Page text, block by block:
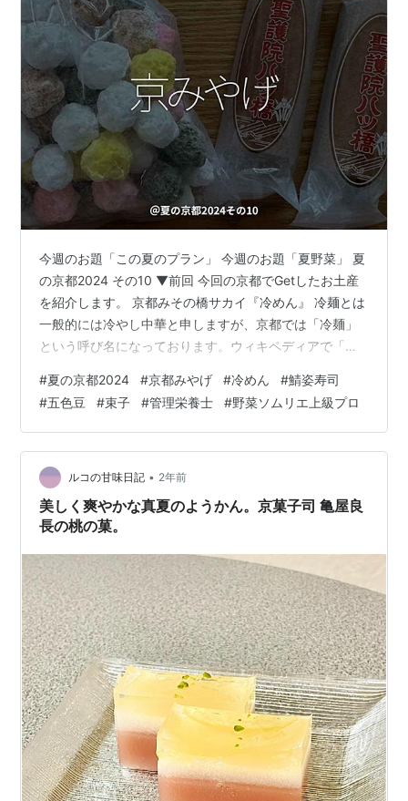
今週のお題「この夏のプラン」 今週のお題「夏野菜」 夏
の京都2024 その10 ▼前回 今回の京都でGetしたお土産
を紹介します。 京都みその橋サカイ『冷めん』 冷麺とは
一般的には冷やし中華と申しますが、京都では「冷麺」
という呼び名になっております。ウィキペディアで「冷
業時よりゴマだれを使った冷麺(関西での冷やし中華の呼
称)をメニューに載せており、関西では、関東以北の冷や
し中華とは異なり、独自に発展した説もある］と紹介さ
れています。冷麺と言えばサカイ サカイと言えば冷麺と
言われております。創業昭和14年 京都市北区新大宮にて
開店経て独立昭和5…
#夏の京都2024 #京都みやげ #冷めん #鯖姿寿司
#五色豆 #束子 #管理栄養士 #野菜ソムリエ上級プロ
ルコの甘味日記 • 2年前
美しく爽やかな真夏のようかん。京菓子司 亀屋良
長の桃の菓。